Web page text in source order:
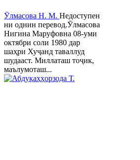
Ӯлмасова Н. М. Недоступен
ни однин перевод.Ӯлмасова
Нигина Маруфовна 08-уми
октябри соли 1980 дар
шаҳри Хуҷанд таваллуд
шудааст. Миллаташ тоҷик,
маълумоташ...